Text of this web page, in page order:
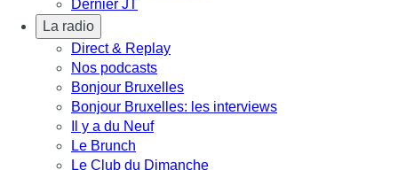
Dernier JT
La radio
Direct & Replay
Nos podcasts
Bonjour Bruxelles
Bonjour Bruxelles: les interviews
Il y a du Neuf
Le Brunch
Le Club du Dimanche